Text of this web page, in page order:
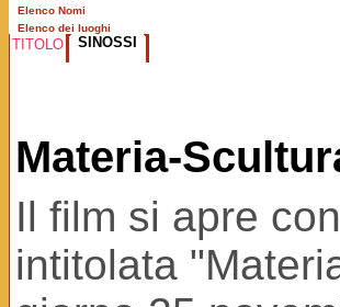
Elenco Nomi
Elenco dei luoghi
TITOLO SINOSSI
Materia-
Il film si apre
intitolata